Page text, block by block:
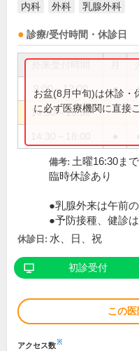
内科 外科 乳腺外科
診療/受付時間・休診日
9:00～12:00 ●
14:30～16:30
お盆(8月中旬)は休診・
に必ず医療機関に直接
備考: 土曜16:30まで
臨時休診あり
●乳腺外来は午前
●予防接種、健診
休診日: 水、日、祝
初診受付
この
アクセス数※